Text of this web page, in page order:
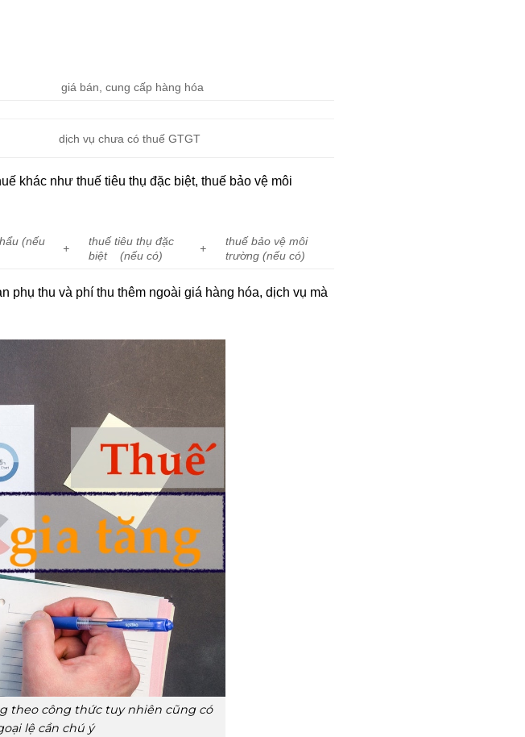
giá bán, cung cấp hàng hóa
dịch vụ chưa có thuế GTGT
khác như thuế tiêu thụ đặc biệt, thuế bảo vệ môi
(nếu
+
thuế tiêu thụ đặc
biệt (nếu có)
+
thuế bảo vệ môi
trường (nếu có)
phụ thu và phí thu thêm ngoài giá hàng hóa, dịch vụ mà
theo công thức tuy nhiên cũng có
lệ cần chú ý